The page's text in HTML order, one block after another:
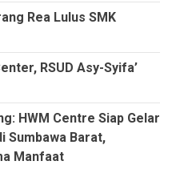
Rea Lulus SMK
RSUD Asy-Syifa’
HWM Centre Siap Gelar
Sumbawa Barat,
Manfaat